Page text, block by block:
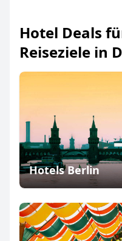
Hotel Deals
Reiseziele in
Hotels Berlin